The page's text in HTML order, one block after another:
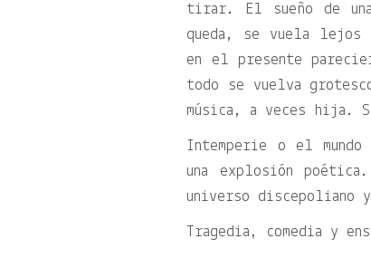
tirar. El sueño de
queda, se vuela lejos
en el presente
todo se vuelva
música, a veces hija.
Intemperie o el
una explosión
universo
Tragedia, comedia y